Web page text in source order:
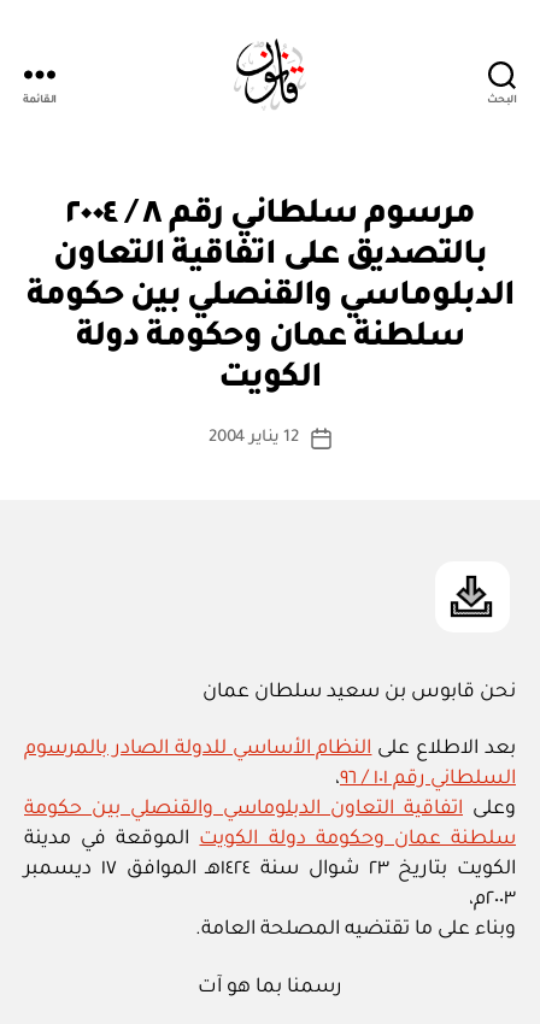
البحث القائمة
التصنيفات
س
مرسوم سلطاني رقم ٨ / ٢٠٠٤
بالتصديق على اتفاقية التعاون
الدبلوماسي والقنصلي بين حكومة
سلطنة عمان وحكومة دولة
الكويت
كاتب
بو
س
ة
تاريخ
12 يناير 2004
نحن قابوس بن سعيد سلطان عمان
بعد الاطلاع علىالنظام الأساسي للدولة الصادر بالمرسوم
السلطاني رقم ١٠١ / ٩٦
،
وعلى اتفاقية التعاون الدبلوماسي والقنصلي بين حكومة
سلطنة عمان وحكومة دولة الكويتالموقعة في مدينة
الكويت بتاريخ ٢٣ شوال سنة ١٤٢٤هـ الموافق ١٧ ديسمبر
٢٠٠٣م،
وبناء على ما تقتضيه المصلحة العامة.
رسمنا بما هو آت